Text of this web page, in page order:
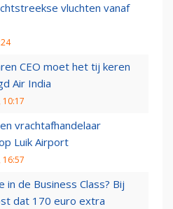
vluchten vanaf
CEO moet het tij keren
Air India
10:17
vrachtafhandelaar
Luik Airport
16:57
in de Business Class? Bij
dat 170 euro extra